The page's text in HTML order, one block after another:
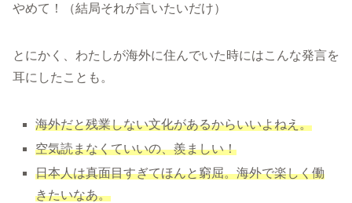
やめて！（結局それが言いたいだけ）
とにかく、わたしが海外に住んでいた時にはこんな発言を
耳にしたことも。
海外だと残業しない文化があるからいいよねえ。
空気読まなくていいの、羨ましい！
日本人は真面目すぎてほんと窮屈。海外で楽しく働
きたいなあ。